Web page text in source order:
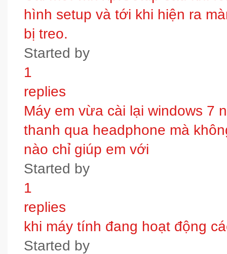
hình setup và tới khi hiện ra
bị treo.
Started by
1
replies
Máy em vừa cài lại windows 7
thanh qua headphone mà
nào chỉ giúp em với
Started by
1
replies
khi máy tính đang hoạt động
Started by